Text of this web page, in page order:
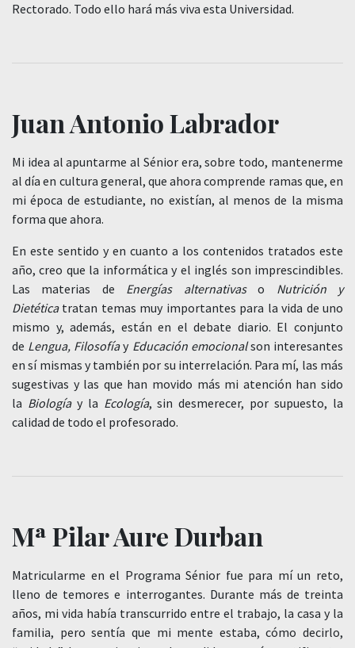
Rectorado. Todo ello hará más viva esta Universidad.
Juan Antonio Labrador
Mi idea al apuntarme al Sénior era, sobre todo, mantenerme
al día en cultura general, que ahora comprende ramas que, en
mi época de estudiante, no existían, al menos de la misma
forma que ahora.
En este sentido y en cuanto a los contenidos tratados este
año, creo que la informática y el inglés son imprescindibles.
Las materias de Energías alternativaso Nutrición y
Dietéticatratan temas muy importantes para la vida de uno
mismo y, además, están en el debate diario. El conjunto
de Lengua, Filosofíay Educación emocionalson interesantes
en sí mismas y también por su interrelación. Para mí, las más
sugestivas y las que han movido más mi atención han sido
la Biologíay la Ecología, sin desmerecer, por supuesto, la
calidad de todo el profesorado.
Mª Pilar Aure Durban
Matricularme en el Programa Sénior fue para mí un reto,
lleno de temores e interrogantes. Durante más de treinta
años, mi vida había transcurrido entre el trabajo, la casa y la
familia, pero sentía que mi mente estaba, cómo decirlo,